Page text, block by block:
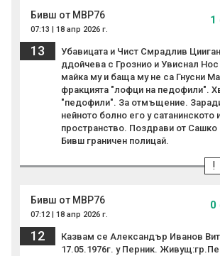
Бивш от МВР76
07:13 | 18 апр 2026 г.
1
13
Убавицата и Чист Смрадлив
ддойчева с Грознио и Увиснал
майка му и баща му не са Гнусни
фракцията "лофци на педофили".
"педофили". За отмъщение.
нейното болно его у сатанинското
пространство. Поздрави от Сашко
Бивш граничен полицай.
!
Бивш от МВР76
07:12 | 18 апр 2026 г.
0
12
Казвам се Александър Иванов
17.05.1976г. у Перник.